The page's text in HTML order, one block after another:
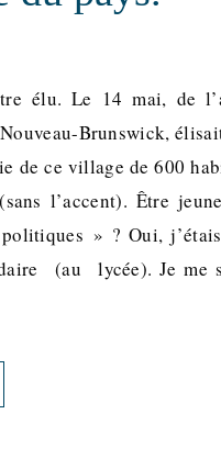
élu. Le 14 mai, de
Brunswick,
de ce village de 600
l’accent). Être
» ? Oui,
(au lycée). Je me